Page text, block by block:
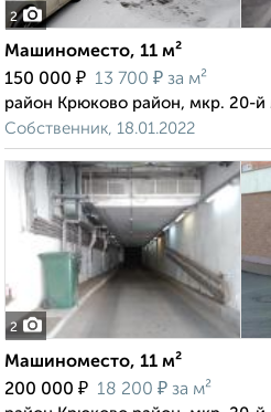
2
Машиноместо, 11 м²
150 000 ₽ 13 700 ₽ за м²
район Крюково район, мкр. 20-й
Собственник, 18.01.2022
2
Машиноместо, 11 м²
200 000 ₽ 18 200 ₽ за м²